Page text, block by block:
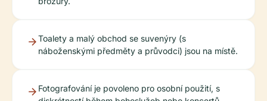
Toalety a malý obchod se suvenýry (s
náboženskými předměty a průvodci) jsou na místě.
Fotografování je povoleno pro osobní použití, s